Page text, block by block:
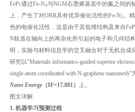
FePc通过Fe-N4与NGM石墨烯基底中的氮之间的
上，产生了对ORR具有优异催化活性的Fe-N5 。
色的电催化活性，这是由于其低维结构及来自
N轨道在轴向上的再杂化所引起的电子和几何结
明，实验与材料信息学的交叉融合对于无机合成
研究以“Materials informatics-guided superior
single-atom coordinated with N-graphene
Nano Energy（IF=17.881） 上。
图文详解
1. 机器学习预测过程